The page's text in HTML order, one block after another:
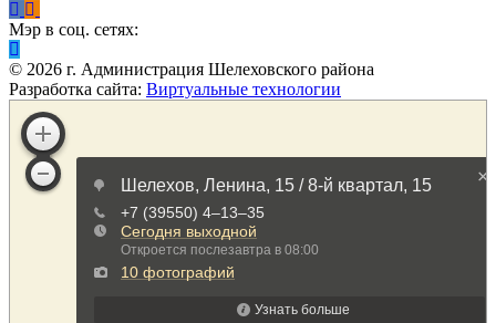
Мэр в соц. сетях:
© 2026 г. Администрация Шелеховского района
Разработка сайта: Виртуальные технологии